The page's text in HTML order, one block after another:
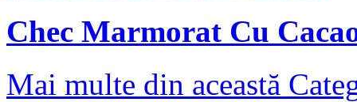
Chec Marmorat Cu
Mai multe din această